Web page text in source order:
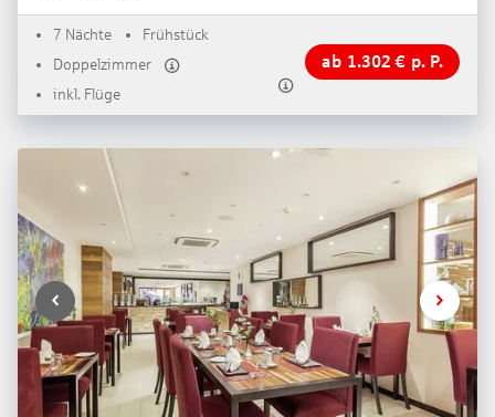
7 Nächte
Frühstück
Doppelzimmer
inkl. Flüge
ab 1.302 € p. P.